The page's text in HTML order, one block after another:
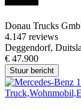
Donau Trucks
4.147 reviews
Deggendorf,
€ 47.900
Stuur bericht